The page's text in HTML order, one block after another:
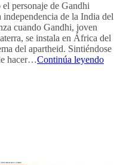
personaje de Gandhi
de la India del
cuando Gandhi, joven
se instala en África del
del apartheid. Sintiéndose
hacer…Continúa leyendo